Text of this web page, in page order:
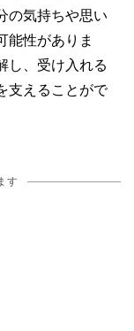
気持ちや思い
能性がありま
し、受け入れる
支えることがで
す